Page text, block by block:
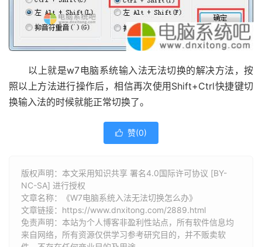
以上就是w7电脑系统输入法无法切换的解决方法，按
照以上方法进行操作后，相信再次使用Shift+Ctrl快捷键切
换输入法的时候就能正常切换了。
 赞(0)
版权声明：本文采用知识共享 署名4.0国际许可协议 [BY-
NC-SA] 进行授权
文章名称：《W7电脑系统入法无法切换怎么办》
文章链接： https://www.dnxitong.com/2889.html
免责声明：本站为个人博客非盈利性站点，所有软件信息均
来自网络，所有资源仅供学习参考研究目的，并不贩卖软